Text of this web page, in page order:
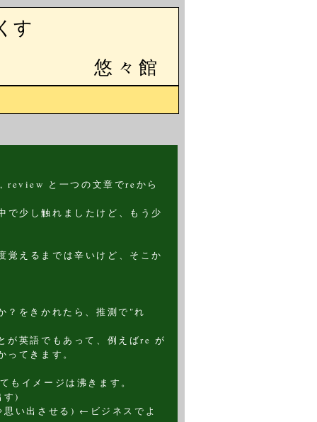
す
悠々館
と一つの文章でreから
で少し触れましたけど、もう少
覚えるまでは辛いけど、そこか
？をきかれたら、推測で"れ
が英語でもあって、例えばre が
てきます。
もイメージは沸きます。
す)
い出させる) ←ビジネスでよ